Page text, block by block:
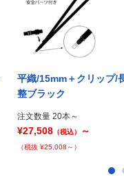
平織/15mm＋クリップ/
整ブラック
注文数量 20本～
¥27,508 （税込） ～
（税抜 ¥25,008～）